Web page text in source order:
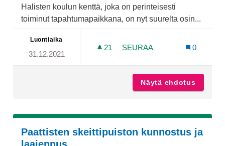
Halisten koulun kenttä, joka on perinteisesti
toiminut tapahtumapaikkana, on nyt suurelta osin...
Luontiaika
31.12.2021
21 21 SEURAAJAA
SEURAA
0
Näytä ehdotus
Paattisten skeittipuiston kunnostus ja